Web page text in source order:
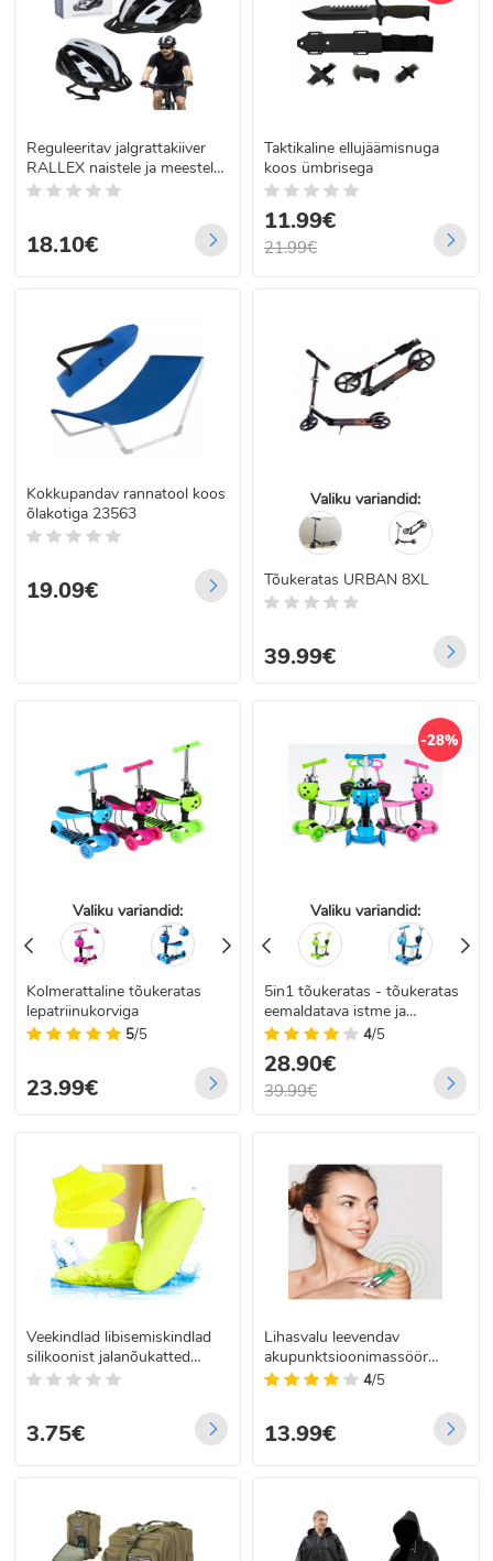
Reguleeritav jalgrattakiiver
RALLEX naistele ja meestele,
must-valge, L 58-62 cm
18.10€
Taktikaline ellujäämisnuga
koos ümbrisega
11.99€
21.99€
Kokkupandav rannatool koos
õlakotiga 23563
19.09€
Valiku variandid:
Tõukeratas URBAN 8XL
39.99€
Valiku variandid:
Kolmerattaline tõukeratas
lepatriinukorviga
5/5
23.99€
-28%
Valiku variandid:
5in1 tõukeratas - tõukeratas
eemaldatava istme ja
käepidemega 4/5
28.90€
39.99€
Veekindlad libisemiskindlad
silikoonist jalanõukatted
vihmaks, suurus L
3.75€
Lihasvalu leevendav
akupunktsioonimassöör
PAIN RELIEF PEN
4/5
13.99€